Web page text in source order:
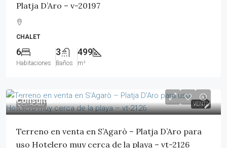
Platja D’Aro – v-20197
CHALET
6
Habitaciones
3
Baños
499
m²
DESTACADO VENTA
Consultar
Terreno en venta en S’Agarò – Platja D’Aro para
uso Hotelero muy cerca de la playa – vt-2126